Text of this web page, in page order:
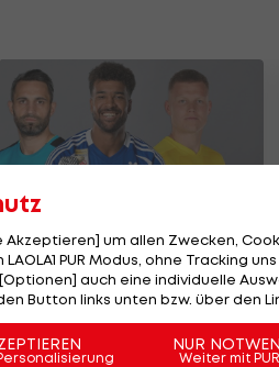
teuersten ÖFB-
der
Akzeptieren] um allen Zwecken,
PUR Modus, ohne Tracking
auch eine individuelle
Button links unten bzw. über den
NUR
Weiter mit